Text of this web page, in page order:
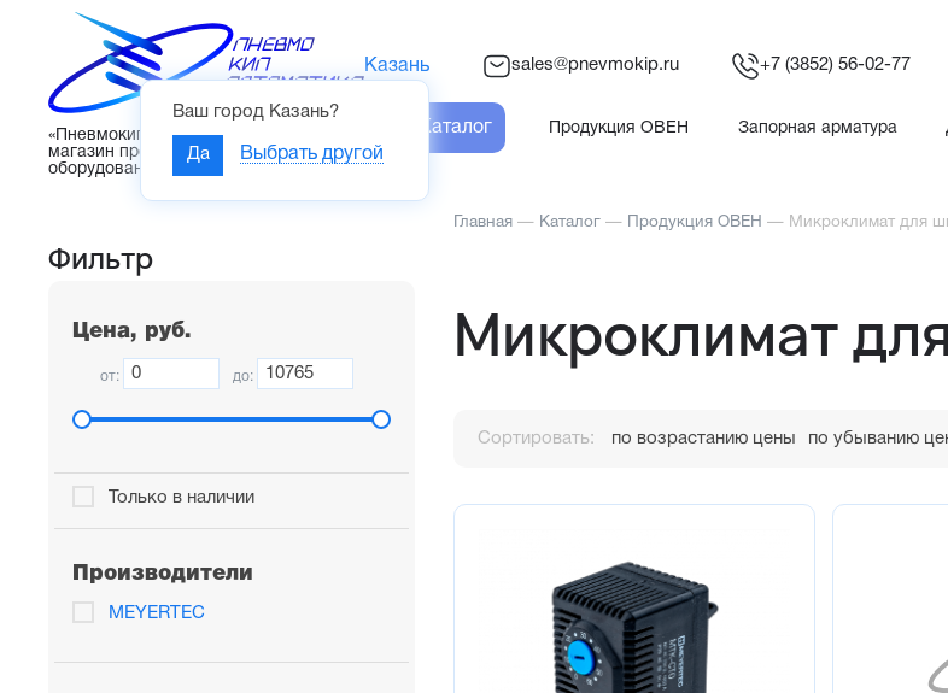
«Пневмокипавтоматика» – интернет-
магазин промышленного
оборудования
Казань
Ваш город Казань?
Да Выбрать другой
sales@pnevmokip.ru +7 (3852) 56-02-77
Каталог Продукция ОВЕН Запорная арматура
Фильтр
Цена, руб.
от: до:
Только в наличии
Производители
MEYERTEC
Главная — Каталог — Продукция ОВЕН — Микроклимат для
Микроклимат
Сортировать: по возрастанию цены по убыванию